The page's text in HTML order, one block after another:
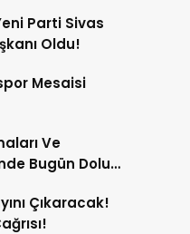
Parti Sivas
Oldu!
Mesaisi
Ve
Bugün Dolu
Çıkaracak!